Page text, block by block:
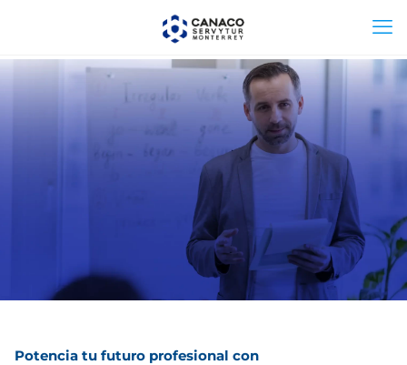
CURSOS Y DIPLOMADOS
Potencia tu futuro profesional con